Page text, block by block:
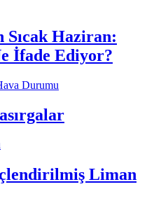
Sıcak Haziran:
İfade Ediyor?
Durumu
Liman